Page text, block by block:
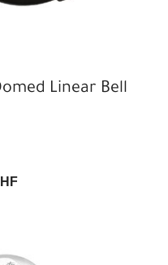
Linear Bell